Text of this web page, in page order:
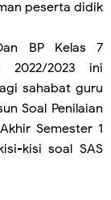
peserta didik
BP Kelas 7
2022/2023 ini
sahabat guru
Soal Penilaian
Semester 1
kisi soal SAS